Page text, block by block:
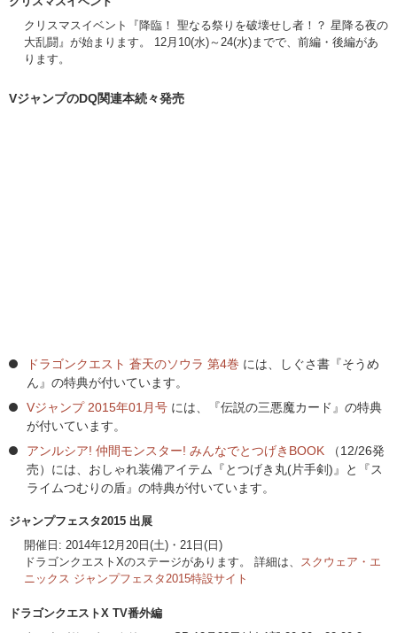
クリスマスイベント『降臨！ 聖なる祭りを破壊せし者！？ 星降る夜の
大乱闘』が始まります。 12月10(水)～24(水)までで、前編・後編があ
ります。
VジャンプのDQ関連本続々発売
ドラゴンクエスト 蒼天のソウラ 第4巻 には、しぐさ書『そうめ
ん』の特典が付いています。
Vジャンプ 2015年01月号には、『伝説の三悪魔カード』の特典
が付いています。
アンルシア! 仲間モンスター! みんなでとつげきBOOK（12/26発
売）には、おしゃれ装備アイテム『とつげき丸(片手剣)』と『ス
ライムつむりの盾』の特典が付いています。
ジャンプフェスタ2015 出展
開催日: 2014年12月20日(土)・21日(日)
ドラゴンクエストXのステージがあります。 詳細は、 スクウェア・エ
ニックス ジャンプフェスタ2015特設サイト
ドラゴンクエストX TV番外編